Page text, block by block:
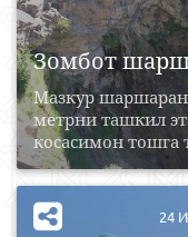
Зомбот
Мазкур
метрни ташкил
косасимон тошга
24